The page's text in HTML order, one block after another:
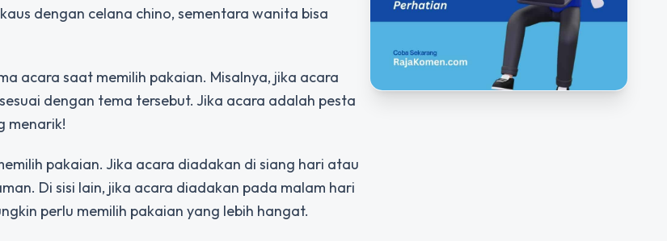
dengan celana chino, sementara wanita bisa
acara saat memilih pakaian. Misalnya, jika acara
dengan tema tersebut. Jika acara adalah pesta
menarik!
pakaian. Jika acara diadakan di siang hari atau
Di sisi lain, jika acara diadakan pada malam hari
perlu memilih pakaian yang lebih hangat.